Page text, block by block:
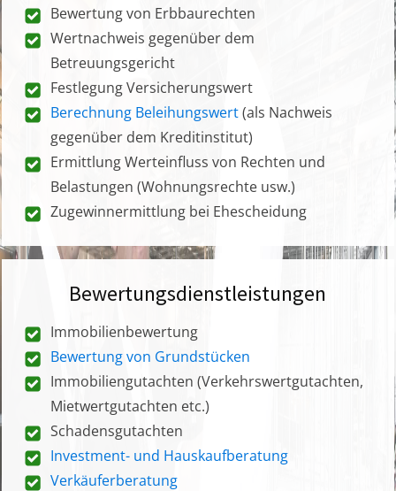
Bewertung von Erbbaurechten
Wertnachweis gegenüber dem
Betreuungsgericht
Festlegung Versicherungswert
Berechnung Beleihungswert(als Nachweis
gegenüber dem Kreditinstitut)
Ermittlung Werteinfluss von Rechten und
Belastungen (Wohnungsrechte usw.)
Zugewinnermittlung bei Ehescheidung
Bewertungsdienstleistungen
Immobilienbewertung
Bewertung von Grundstücken
Immobiliengutachten (Verkehrswertgutachten,
Mietwertgutachten etc.)
Schadensgutachten
Investment- und Hauskaufberatung
Verkäuferberatung